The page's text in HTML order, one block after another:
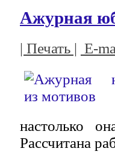
Ажурная
| Печать | E-
настолько
Рассчитана